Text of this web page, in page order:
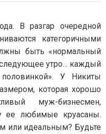
В разгар очередной
категоричными
быть «нормальный
утро… каждый
У Никиты
которая хорошо
муж-бизнесмен,
ее любимые круасаны.
идеальным? Будьте